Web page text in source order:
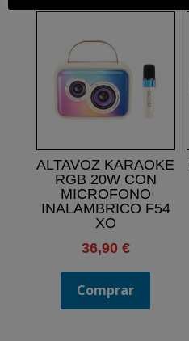
ALTAVOZ KARAOKE
RGB 20W CON
MICROFONO
INALAMBRICO F54
XO
36,90 €
Comprar